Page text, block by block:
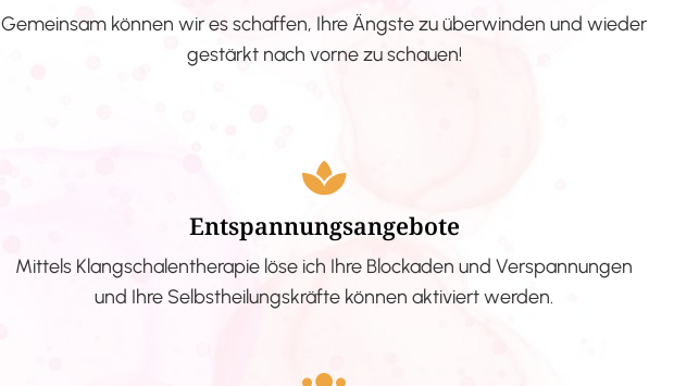
Gemeinsam können wir es schaffen, Ihre Ängste zu überwinden und wieder
gestärkt nach vorne zu schauen!
Entspannungsangebote
Mittels Klangschalentherapie löse ich Ihre Blockaden und Verspannungen
und Ihre Selbstheilungskräfte können aktiviert werden.